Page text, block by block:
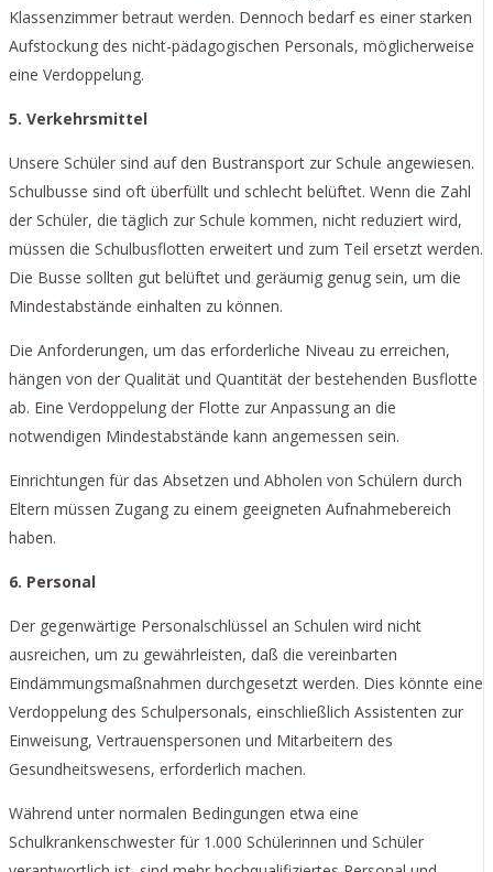
Klassenzimmer betraut werden. Dennoch bedarf es einer starken
Aufstockung des nicht-pädagogischen Personals, möglicherweise
eine Verdoppelung.
5. Verkehrsmittel
Unsere Schüler sind auf den Bustransport zur Schule angewiesen.
Schulbusse sind oft überfüllt und schlecht belüftet. Wenn die Zahl
der Schüler, die täglich zur Schule kommen, nicht reduziert wird,
müssen die Schulbusflotten erweitert und zum Teil ersetzt werden.
Die Busse sollten gut belüftet und geräumig genug sein, um die
Mindestabstände einhalten zu können.
Die Anforderungen, um das erforderliche Niveau zu erreichen,
hängen von der Qualität und Quantität der bestehenden Busflotte
ab. Eine Verdoppelung der Flotte zur Anpassung an die
notwendigen Mindestabstände kann angemessen sein.
Einrichtungen für das Absetzen und Abholen von Schülern durch
Eltern müssen Zugang zu einem geeigneten Aufnahmebereich
haben.
6. Personal
Der gegenwärtige Personalschlüssel an Schulen wird nicht
ausreichen, um zu gewährleisten, daß die vereinbarten
Eindämmungsmaßnahmen durchgesetzt werden. Dies könnte eine
Verdoppelung des Schulpersonals, einschließlich Assistenten zur
Einweisung, Vertrauenspersonen und Mitarbeitern des
Gesundheitswesens, erforderlich machen.
Während unter normalen Bedingungen etwa eine
Schulkrankenschwester für 1.000 Schülerinnen und Schüler